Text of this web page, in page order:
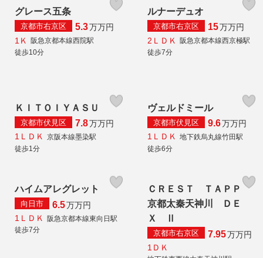
グレース五条
京都市右京区 5.3万万円
1Ｋ
阪急京都本線西院駅
徒歩10分
ルナーデュオ
京都市右京区 15万万円
2ＬＤＫ
阪急京都本線西京極駅
徒歩7分
ＫＩＴＯＩＹＡＳＵ
京都市伏見区 7.8万万円
1ＬＤＫ 京阪本線墨染駅
徒歩1分
ヴェルドミール
京都市伏見区 9.6万万円
1ＬＤＫ 地下鉄烏丸線竹田駅
徒歩6分
ハイムアレグレット
向日市 6.5万万円
1ＬＤＫ
阪急京都本線東向日駅
徒歩7分
ＣＲＥＳＴ ＴＡＰＰ
京都太秦天神川 ＤＥ
Ｘ Ⅱ
京都市右京区 7.95万万円
1ＤＫ